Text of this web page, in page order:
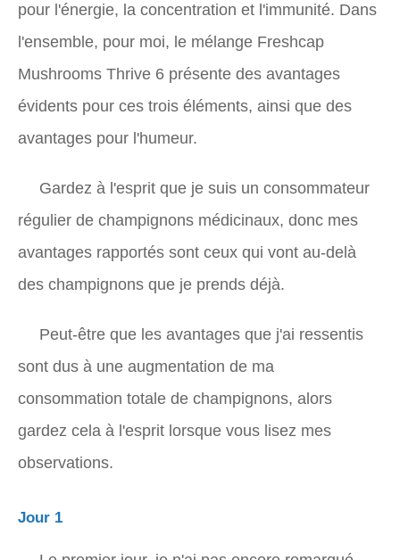
pour l'énergie, la concentration et l'immunité. Dans
l'ensemble, pour moi, le mélange Freshcap
Mushrooms Thrive 6 présente des avantages
évidents pour ces trois éléments, ainsi que des
avantages pour l'humeur.
Gardez à l'esprit que je suis un consommateur
régulier de champignons médicinaux, donc mes
avantages rapportés sont ceux qui vont au-delà
des champignons que je prends déjà.
Peut-être que les avantages que j'ai ressentis
sont dus à une augmentation de ma
consommation totale de champignons, alors
gardez cela à l'esprit lorsque vous lisez mes
observations.
Jour 1